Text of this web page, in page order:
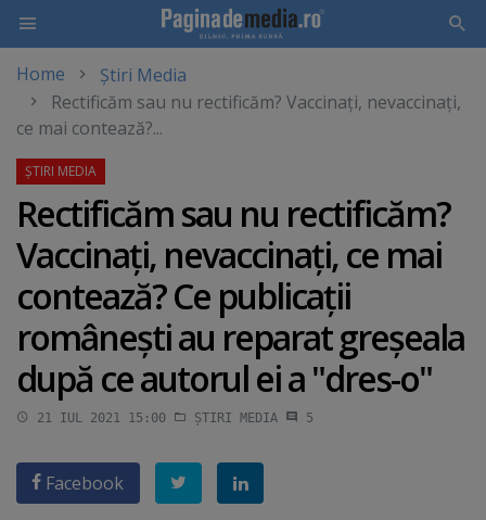
main
content
Home
Știri Media
Rectificăm sau nu rectificăm? Vaccinaţi, nevaccinaţi,
ce mai contează?...
Rectificăm sau nu rectificăm?
Vaccinaţi, nevaccinaţi, ce mai
contează? Ce publicaţii
româneşti au reparat greşeala
după ce autorul ei a "dres-o"
21 IUL 2021 15:00 ȘTIRI MEDIA 5
Facebook